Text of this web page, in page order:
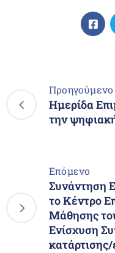
Προηγούμενο
Ημερίδα
την
Επόμενο
Συνάντηση
το Κέντρο
Μάθησης
Ενίσχυση